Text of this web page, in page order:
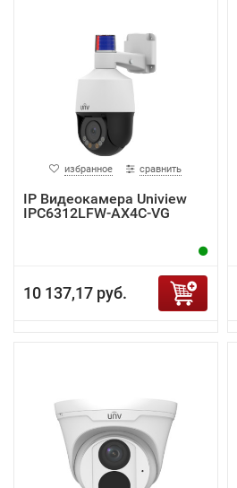
избранное сравнить
IP Видеокамера Uniview
IPC6312LFW-AX4C-VG
10 137,17 руб.